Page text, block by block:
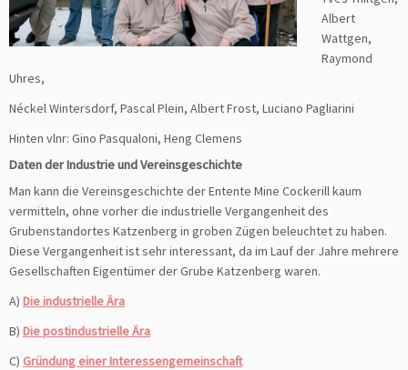
Albert
Wattgen,
Raymond
Uhres,
Néckel Wintersdorf, Pascal Plein, Albert Frost, Luciano Pagliarini
Hinten vlnr: Gino Pasqualoni, Heng Clemens
Daten der Industrie und Vereinsgeschichte
Man kann die Vereinsgeschichte der Entente Mine Cockerill kaum
vermitteln, ohne vorher die industrielle Vergangenheit des
Grubenstandortes Katzenberg in groben Zügen beleuchtet zu haben.
Diese Vergangenheit ist sehr interessant, da im Lauf der Jahre mehrere
Gesellschaften Eigentümer der Grube Katzenberg waren.
A) Die industrielle Ära
B) Die postindustrielle Ära
C) Gründung einer Interessengemeinschaft